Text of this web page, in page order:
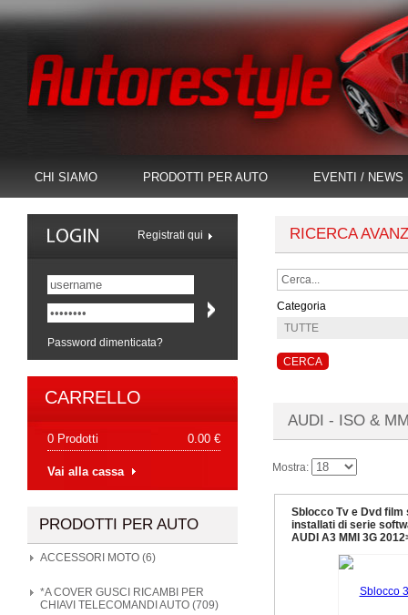
CHI SIAMO PRODOTTI PER AUTO EVENTI / NEWS
PRODOTTI PER AUTO
ACCESSORI MOTO (6)
*A COVER GUSCI RICAMBI PER
CHIAVI TELECOMANDI AUTO (709)
Password dimenticata?
Registrati qui
CARRELLO
0 Prodotti 0.00 €
Vai alla cassa
AUDI - ISO &
RICERCA
Categoria
Mostra:
Sblocco Tv e Dvd film
installati di serie
AUDI A3 MMI 3G